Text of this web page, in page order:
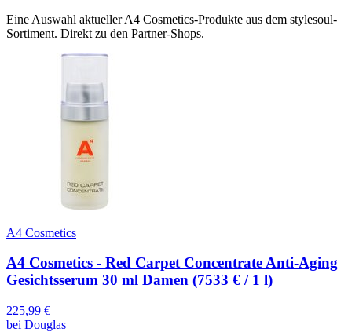
Eine Auswahl aktuellerA4 Cosmetics-Produkte aus dem stylesoul-
Sortiment. Direkt zu den Partner-Shops.
A4 Cosmetics
A4 Cosmetics - Red Carpet Concentrate Anti-Aging
Gesichtsserum 30 ml Damen (7533 € / 1 l)
225,99 €
bei Douglas